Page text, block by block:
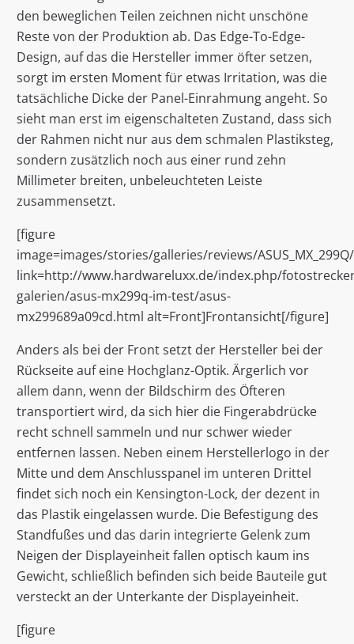
den beweglichen Teilen zeichnen nicht unschöne
Reste von der Produktion ab. Das Edge-To-Edge-
Design, auf das die Hersteller immer öfter setzen,
sorgt im ersten Moment für etwas Irritation, was die
tatsächliche Dicke der Panel-Einrahmung angeht. So
sieht man erst im eigenschalteten Zustand, dass sich
der Rahmen nicht nur aus dem schmalen Plastiksteg,
sondern zusätzlich noch aus einer rund zehn
Millimeter breiten, unbeleuchteten Leiste
zusammensetzt.
[figure
image=images/stories/galleries/reviews/
link=http://www.hardwareluxx.de/index.php/
galerien/asus-mx299q-im-test/asus-
mx299689a09cd.html alt=Front]Frontansicht[/figure]
Anders als bei der Front setzt der Hersteller bei der
Rückseite auf eine Hochglanz-Optik. Ärgerlich vor
allem dann, wenn der Bildschirm des Öfteren
transportiert wird, da sich hier die Fingerabdrücke
recht schnell sammeln und nur schwer wieder
entfernen lassen. Neben einem Herstellerlogo in der
Mitte und dem Anschlusspanel im unteren Drittel
findet sich noch ein Kensington-Lock, der dezent in
das Plastik eingelassen wurde. Die Befestigung des
Standfußes und das darin integrierte Gelenk zum
Neigen der Displayeinheit fallen optisch kaum ins
Gewicht, schließlich befinden sich beide Bauteile gut
versteckt an der Unterkante der Displayeinheit.
[figure